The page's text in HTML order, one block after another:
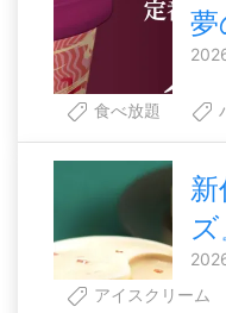
夢
食べ放題
ズ
アイスクリーム